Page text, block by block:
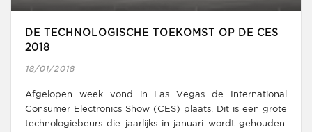
DE TECHNOLOGISCHE TOEKOMST OP DE CES
2018
18/01/2018
Afgelopen week vond in Las Vegas de International
Consumer Electronics Show (CES) plaats. Dit is een grote
technologiebeurs die jaarlijks in januari wordt gehouden.